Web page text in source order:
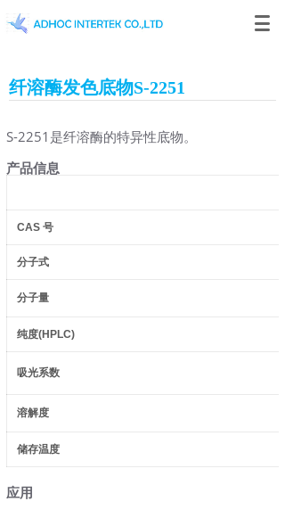
纤溶酶发色底物S-2251
S-2251是纤溶酶的特异性底物。
产品信息
CAS号
分子式
分子量
纯度(HPLC)
吸光系数
溶解度
储存温度
应用